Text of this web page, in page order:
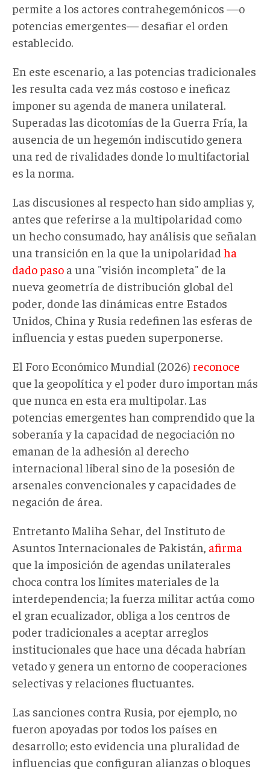
permite a los actores contrahegemónicos —o
potencias emergentes— desafiar el orden
establecido.
En este escenario, a las potencias tradicionales
les resulta cada vez más costoso e ineficaz
imponer su agenda de manera unilateral.
Superadas las dicotomías de la Guerra Fría, la
ausencia de un hegemón indiscutido genera
una red de rivalidades donde lo multifactorial
es la norma.
Las discusiones al respecto han sido amplias y,
antes que referirse a la multipolaridad como
un hecho consumado, hay análisis que señalan
una transición en la que la unipolaridad ha
dado paso a una "visión incompleta" de la
nueva geometría de distribución global del
poder, donde las dinámicas entre Estados
Unidos, China y Rusia redefinen las esferas de
influencia y estas pueden superponerse.
El Foro Económico Mundial (2026) reconoce
que la geopolítica y el poder duro importan más
que nunca en esta era multipolar. Las
potencias emergentes han comprendido que la
soberanía y la capacidad de negociación no
emanan de la adhesión al derecho
internacional liberal sino de la posesión de
arsenales convencionales y capacidades de
negación de área.
Entretanto Maliha Sehar, del Instituto de
Asuntos Internacionales de Pakistán, afirma
que la imposición de agendas unilaterales
choca contra los límites materiales de la
interdependencia; la fuerza militar actúa como
el gran ecualizador, obliga a los centros de
poder tradicionales a aceptar arreglos
institucionales que hace una década habrían
vetado y genera un entorno de cooperaciones
selectivas y relaciones fluctuantes.
Las sanciones contra Rusia, por ejemplo, no
fueron apoyadas por todos los países en
desarrollo; esto evidencia una pluralidad de
influencias que configuran alianzas o bloques